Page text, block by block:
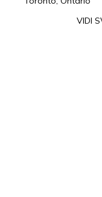
VIDI